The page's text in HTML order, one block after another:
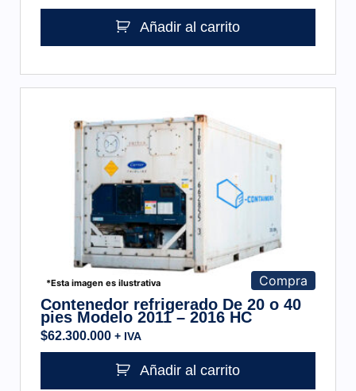
Añadir al carrito
*Esta imagen es ilustrativa Compra
Contenedor refrigerado De 20 o 40
pies Modelo 2011 – 2016 HC
$62.300.000 + IVA
Añadir al carrito